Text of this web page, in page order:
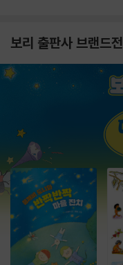
보리 출판사 브랜드전